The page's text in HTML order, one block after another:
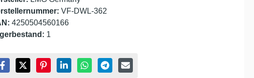
VF-DWL-362
4250504560166
1